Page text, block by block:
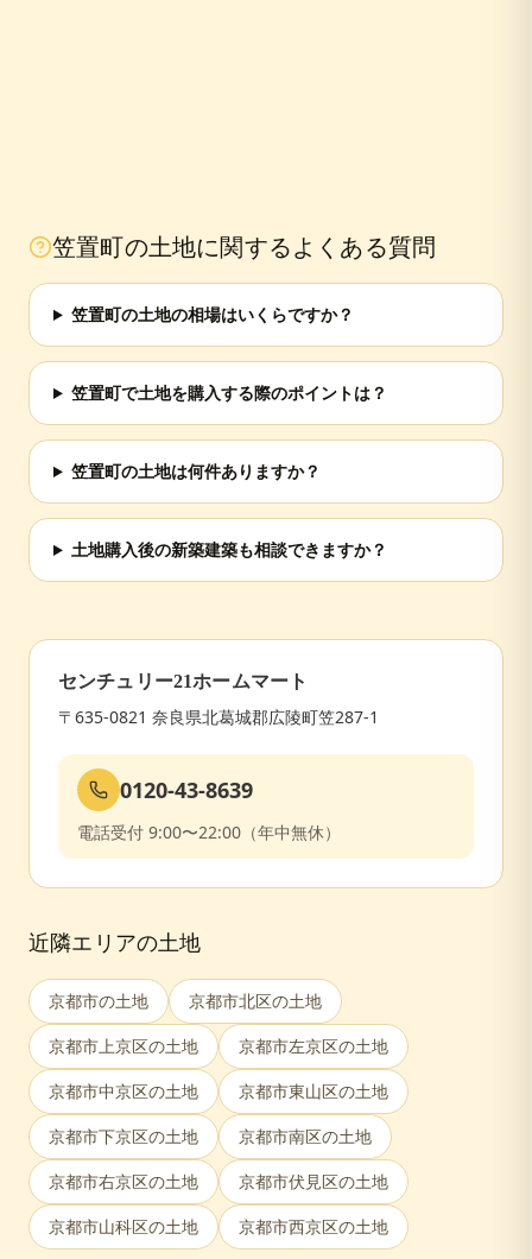
笠置町の土地に関するよくある質問
笠置町の土地の相場はいくらですか？
笠置町で土地を購入する際のポイントは？
笠置町の土地は何件ありますか？
土地購入後の新築建築も相談できますか？
センチュリー21ホームマート
〒635-0821 奈良県北葛城郡広陵町笠287-1
0120-43-8639
電話受付 9:00〜22:00（年中無休）
近隣エリアの土地
京都市の土地 京都市北区の土地
京都市上京区の土地 京都市左京区の土地
京都市中京区の土地 京都市東山区の土地
京都市下京区の土地 京都市南区の土地
京都市右京区の土地 京都市伏見区の土地
京都市山科区の土地 京都市西京区の土地